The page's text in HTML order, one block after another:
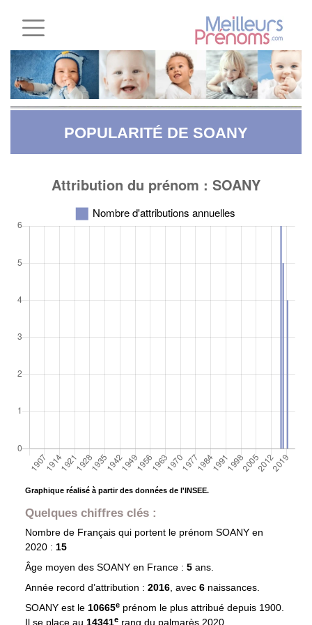
POPULARITÉ DE SOANY
Graphique réalisé à partir des données de l'INSEE.
Quelques chiffres clés :
Nombre de Français qui portent le prénom SOANY en
2020 : 15
Âge moyen des SOANYen France : 5 ans.
Année record d’attribution : 2016, avec 6 naissances.
SOANY est le 10665eprénom le plus attribué depuis 1900.
Il se place au 14341e rang du palmarès 2020.